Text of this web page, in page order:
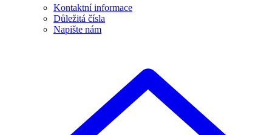
Kontaktní informace
Důležitá čísla
Napište nám